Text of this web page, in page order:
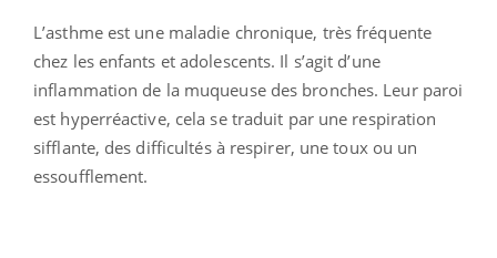
L’asthme est une maladie chronique, très fréquente
chez les enfants et adolescents. Il s’agit d’une
inflammation de la muqueuse des bronches. Leur paroi
est hyperréactive, cela se traduit par une respiration
sifflante, des difficultés à respirer, une toux ou un
essoufflement.